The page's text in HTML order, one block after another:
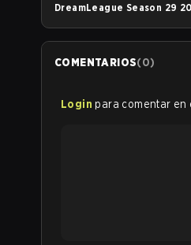
DreamLeague Season 29
COMENTARIOS(0)
Login para comentar en